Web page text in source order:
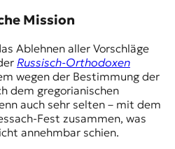
Mission
Ablehnen aller Vorschläge
Russisch-Orthodoxen
wegen der Bestimmung der
dem gregorianischen
auch sehr selten – mit dem
Fest zusammen, was
annehmbar schien.